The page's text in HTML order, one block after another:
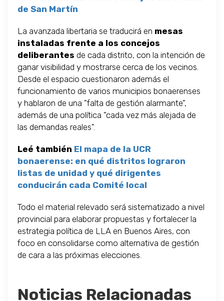
de San Martín
La avanzada libertaria se traducirá en mesas
instaladas frente a los concejos
deliberantes de cada distrito, con la intención de
ganar visibilidad y mostrarse cerca de los vecinos.
Desde el espacio cuestionaron además el
funcionamiento de varios municipios bonaerenses
y hablaron de una "falta de gestión alarmante",
además de una política "cada vez más alejada de
las demandas reales".
Leé también El mapa de la UCR
bonaerense: en qué distritos lograron
listas de unidad y qué dirigentes
conducirán cada Comité local
Todo el material relevado será sistematizado a nivel
provincial para elaborar propuestas y fortalecer la
estrategia política de LLA en Buenos Aires, con
foco en consolidarse como alternativa de gestión
de cara a las próximas elecciones.
Noticias Relacionadas